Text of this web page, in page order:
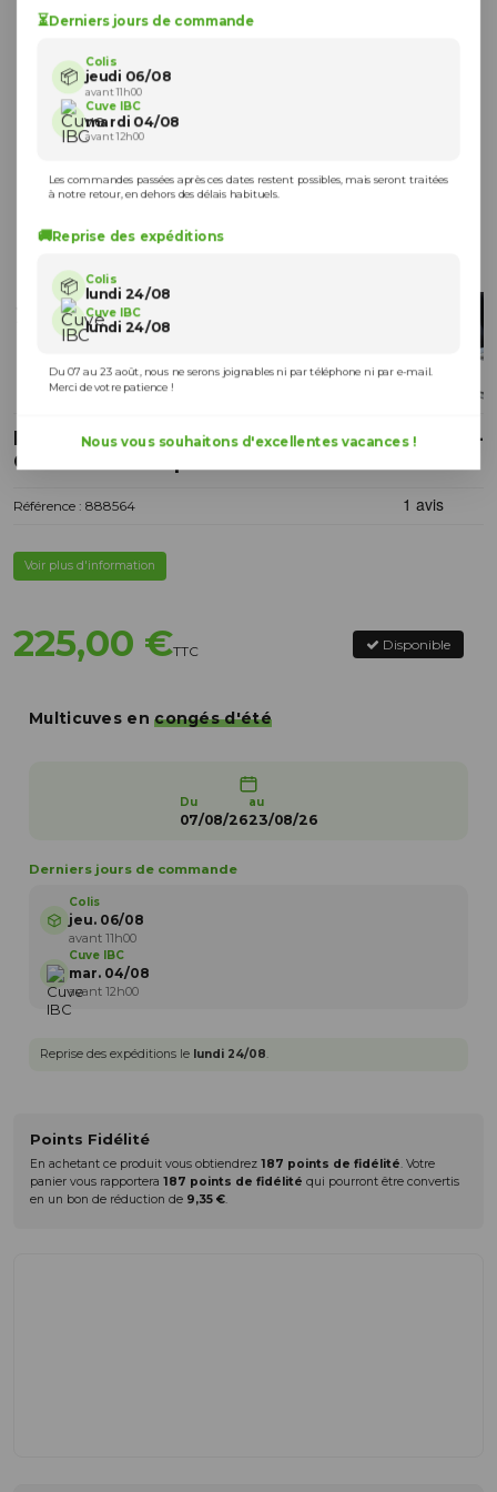
Récupérateur d’eau de pluie anti-uv 1000 L –
Cuve IBC noire poche neuve
Référence : 888564
Voir plus d'information
225,00 €TTC Disponible
Multicuves encongés d'été
Du
07/08/26
au
23/08/26
Derniers jours de commande
Colis
jeu. 06/08
avant 11h00
Cuve IBC
mar. 04/08
avant 12h00
Reprise des expéditions le lundi 24/08.
Points Fidélité
En achetant ce produit vous obtiendrez 187 points de fidélité. Votre
panier vous rapportera 187 points de fidélité qui pourront être convertis
en un bon de réduction de 9,35 €.
⏳Derniers jours de commande
📦
Colis
jeudi 06/08
avant 11h00
Cuve IBC
mardi 04/08
avant 12h00
Les commandes passées après ces dates restent possibles, mais seront traitées
à notre retour, en dehors des délais habituels.
🚚Reprise des expéditions
📦 Colis
lundi 24/08
Cuve IBC
lundi 24/08
Du 07 au 23 août, nous ne serons joignables ni par téléphone ni par e-mail.
Merci de votre patience !
Nous vous souhaitons d'excellentes vacances !